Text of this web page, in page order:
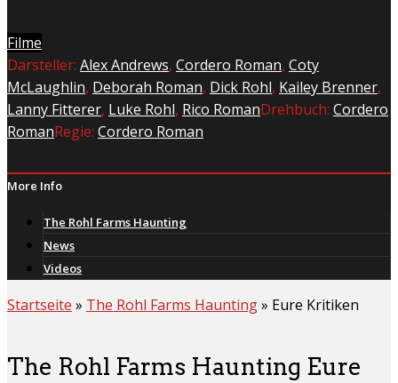
Filme
Darsteller: Alex Andrews, Cordero Roman, Coty
McLaughlin, Deborah Roman, Dick Rohl, Kailey Brenner,
Lanny Fitterer, Luke Rohl, Rico RomanDrehbuch: Cordero
RomanRegie: Cordero Roman
More Info
The Rohl Farms Haunting
News
Videos
Startseite » The Rohl Farms Haunting» Eure Kritiken
The Rohl Farms Haunting Eure